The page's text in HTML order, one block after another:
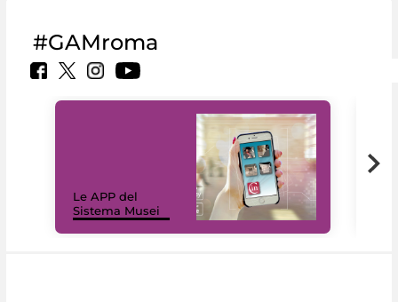
#GAMroma
Le APP del
Sistema Musei